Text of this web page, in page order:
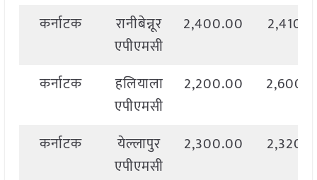
कर्नाटक
रानीबेन्नूर
एपीएमसी
2,400.00
कर्नाटक
हलियाला
एपीएमसी
2,200.00
कर्नाटक
येल्लापुर
एपीएमसी
2,300.00